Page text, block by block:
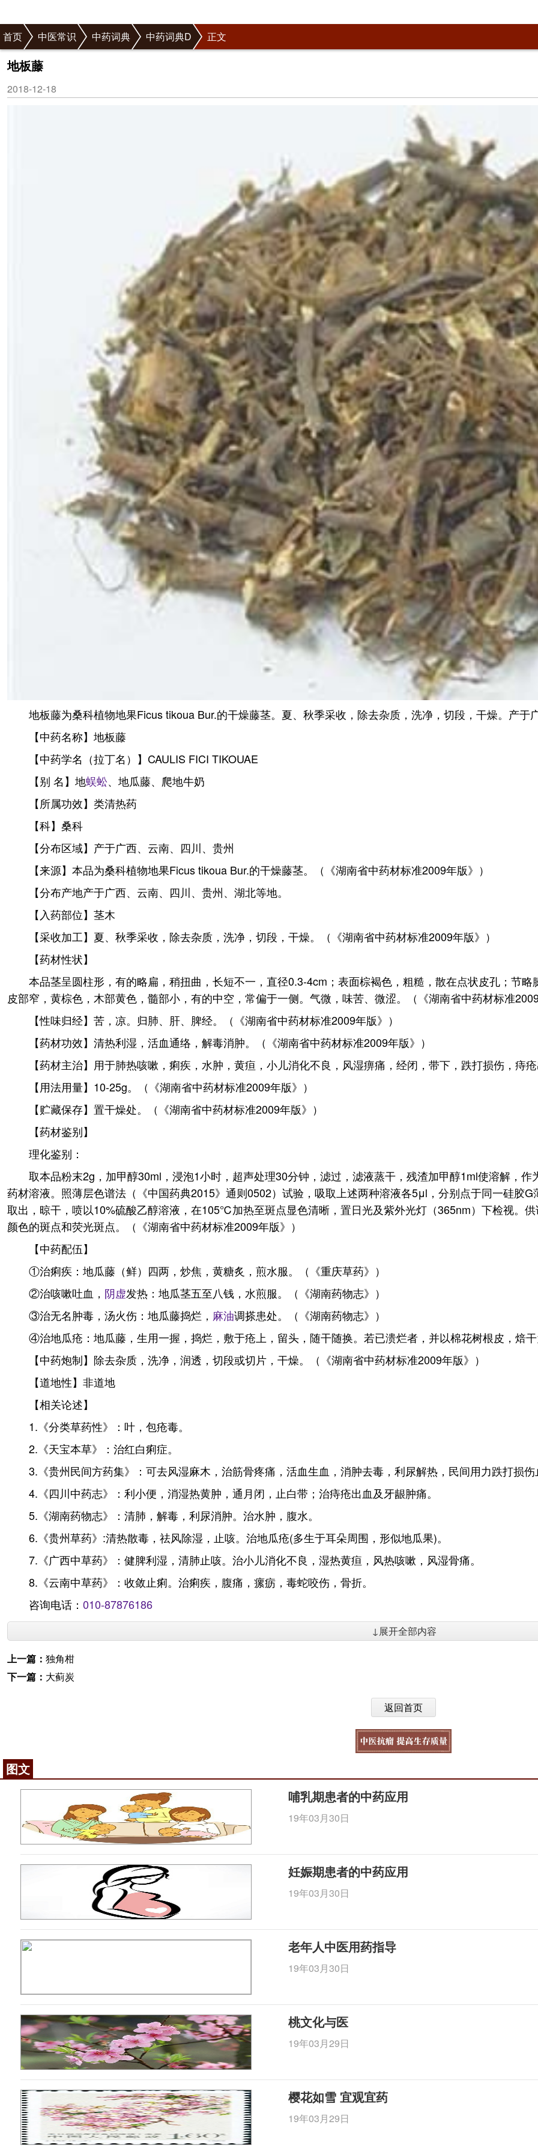
首页 中医常识 中药词典 中药词典D 正文
地板藤
2018-12-18
地板藤为桑科植物地果Ficus tikoua Bur.的干燥藤茎。夏、秋季采收，除去杂质，洗净，切段，干燥。产于
【中药名称】地板藤
【中药学名（拉丁名）】CAULIS FICI TIKOUAE
【别 名】地蜈蚣、地瓜藤、爬地牛奶
【所属功效】类清热药
【科】桑科
【分布区域】产于广西、云南、四川、贵州
【来源】本品为桑科植物地果Ficus tikoua Bur.的干燥藤茎。（《湖南省中药材标准2009年版》）
【分布产地产于广西、云南、四川、贵州、湖北等地。
【入药部位】茎木
【采收加工】夏、秋季采收，除去杂质，洗净，切段，干燥。（《湖南省中药材标准2009年版》）
【药材性状】
本品茎呈圆柱形，有的略扁，稍扭曲，长短不一，直径0.3-4cm；表面棕褐色，粗糙，散在点状皮孔；节
皮部窄，黄棕色，木部黄色，髓部小，有的中空，常偏于一侧。气微，味苦、微涩。（《湖南省中药材标准
【性味归经】苦，凉。归肺、肝、脾经。（《湖南省中药材标准2009年版》）
【药材功效】清热利湿，活血通络，解毒消肿。（《湖南省中药材标准2009年版》）
【药材主治】用于肺热咳嗽，痢疾，水肿，黄疸，小儿消化不良，风湿痹痛，经闭，带下，跌打损伤，痔
【用法用量】10-25g。（《湖南省中药材标准2009年版》）
【贮藏保存】置干燥处。（《湖南省中药材标准2009年版》）
【药材鉴别】
理化鉴别：
取本品粉末2g，加甲醇30ml，浸泡1小时，超声处理30分钟，滤过，滤液蒸干，残渣加甲醇1ml使溶解，
药材溶液。照薄层色谱法（《中国药典2015》通则0502）试验，吸取上述两种溶液各5μl，分别点于同一硅胶
取出，晾干，喷以10%硫酸乙醇溶液，在105℃加热至斑点显色清晰，置日光及紫外光灯（365nm）下检视。
颜色的斑点和荧光斑点。（《湖南省中药材标准2009年版》）
【中药配伍】
①治痢疾：地瓜藤（鲜）四两，炒焦，黄糖炙，煎水服。（《重庆草药》）
②治咳嗽吐血， 阴虚发热：地瓜茎五至八钱，水煎服。（《湖南药物志》）
③治无名肿毒，汤火伤：地瓜藤捣烂， 麻油调搽患处。（《湖南药物志》）
④治地瓜疮：地瓜藤，生用一握，捣烂，敷于疮上，留头，随干随换。若已溃烂者，并以棉花树根皮，焙
【中药炮制】除去杂质，洗净，润透，切段或切片，干燥。（《湖南省中药材标准2009年版》）
【道地性】非道地
【相关论述】
1.《分类草药性》：叶，包疮毒。
2.《天宝本草》：治红白痢症。
3.《贵州民间方药集》：可去风湿麻木，治筋骨疼痛，活血生血，消肿去毒，利尿解热，民间用力跌打损
4.《四川中药志》：利小便，消湿热黄肿，通月闭，止白带；治痔疮出血及牙龈肿痛。
5.《湖南药物志》：清肺，解毒，利尿消肿。治水肿，腹水。
6.《贵州草药》:清热散毒，祛风除湿，止咳。治地瓜疮(多生于耳朵周围，形似地瓜果)。
7.《广西中草药》：健脾利湿，清肺止咳。治小儿消化不良，湿热黄疸，风热咳嗽，风湿骨痛。
8.《云南中草药》：收敛止痢。治痢疾，腹痛，瘰疬，毒蛇咬伤，骨折。
咨询电话： 010-87876186
↓展开全部内容
上一篇： 独角柑
下一篇： 大蓟炭
返回首页
图文
哺乳期患者的中药应用
19年03月30日
妊娠期患者的中药应用
19年03月30日
老年人中医用药指导
19年03月30日
桃文化与医
19年03月29日
樱花如雪 宜观宜药
19年03月29日